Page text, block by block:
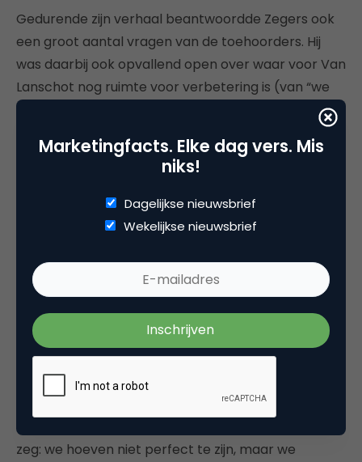
Gedurende zijn verhaal beantwoordde Zegers ook
een groot aantal vragen van de toehoorders. Hij
was daarbij ook opvallend open over waar voor Van
Lanschot nog ruimte voor verbetering is (van “we
zijn nog wel erg Zuidas en zouden nog beter
geheel” tot “ook de nota die wij sturen is een vorm
van klantcontact die kansen biedt tot emotionele
verbinding – en die kans laten we nu liggen”). En
hoewel van Lanschot kan bogen op zeer fraaie
volgens Zegers niet zeggen dat de organisatie
achterover kan leunen. “Onze producten moeten
gewoon heel erg goed zijn, willen we in
klanttevredenheid altijd boven een 9 zitten. Het is
niet zo dat je met een superieure klantbediening
iets ‘goed kunt maken’. Sowieso is dit een uiterst
competitieve markt, waarin het lastig is op louter
één aspect te outperformen. Vandaar dat ik wel
zeg: we hoeven niet perfect te zijn, maar we
Marketingfacts. Elke dag vers. Mis
niks!
Dagelijkse nieuwsbrief
Wekelijkse nieuwsbrief